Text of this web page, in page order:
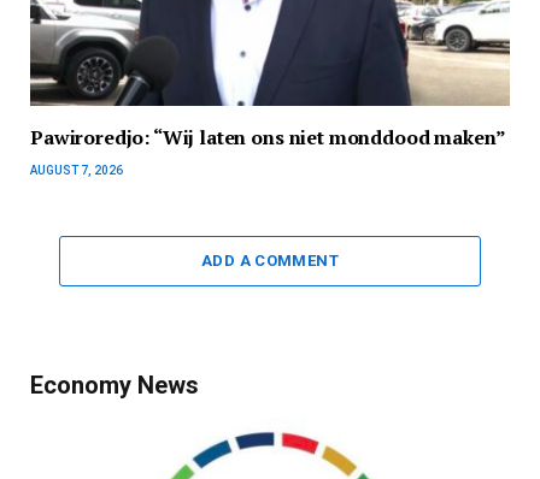
Pawiroredjo: “Wij laten ons niet monddood maken”
AUGUST 7, 2026
ADD A COMMENT
Economy News